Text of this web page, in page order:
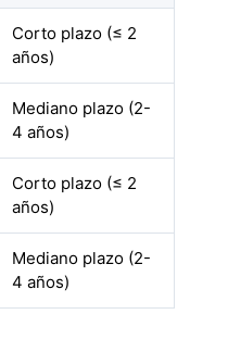
Corto plazo (≤ 2
años)
Mediano plazo (2-
4 años)
Corto plazo (≤ 2
años)
Mediano plazo (2-
4 años)